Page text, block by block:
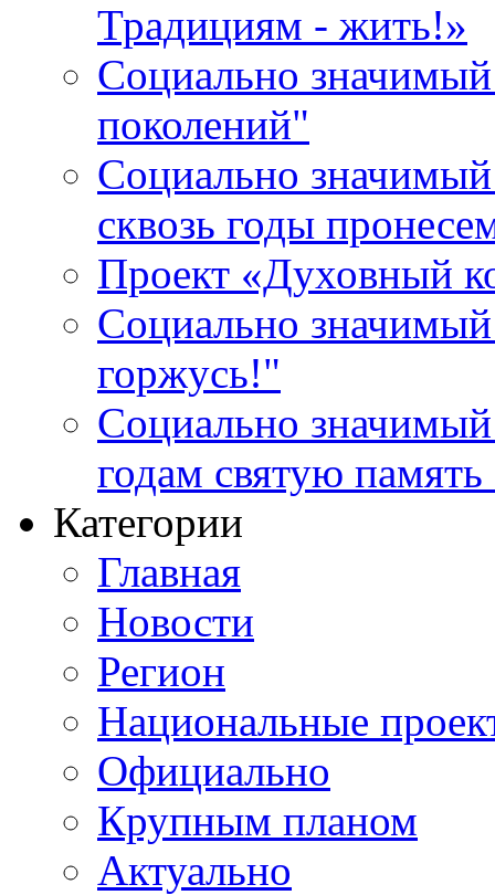
Традициям - жить!»
Социально значимый
поколений"
Социально
сквозь годы
Проект «Духовный
Социально
горжусь!"
Социально
годам святую
Категории
Главная
Новости
Регион
Национальные
Официально
Крупным планом
Актуально